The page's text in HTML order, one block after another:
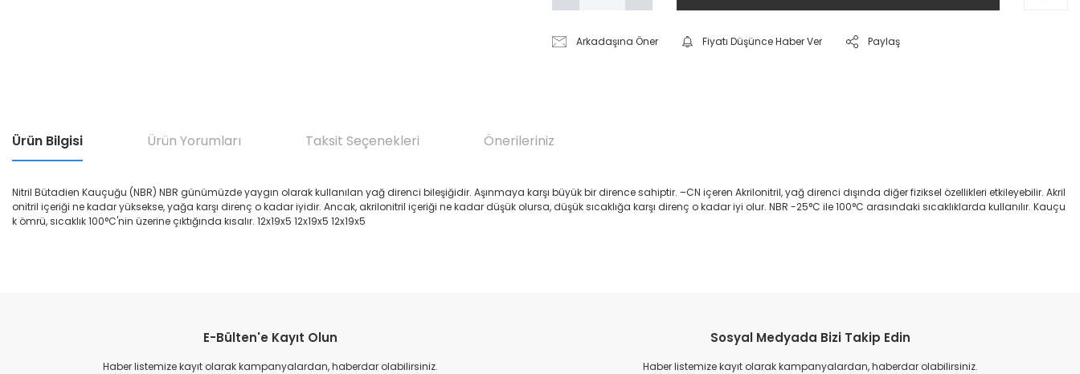
Arkadaşına Öner Fiyatı Düşünce Haber Ver Paylaş
Ürün Bilgisi Ürün Yorumları Taksit Seçenekleri Önerileriniz
Nitril Bütadien Kauçuğu (NBR) NBR günümüzde yaygın olarak kullanılan yağ direnci bileşiğidir. Aşınmaya karşı büyük bir dirence sahiptir. –CN içeren Akrilonitril, yağ direnci dışında diğer fiziksel özellikleri etkileyebilir. Akril
onitril içeriği ne kadar yüksekse, yağa karşı direnç o kadar iyidir. Ancak, akrilonitril içeriği ne kadar düşük olursa, düşük sıcaklığa karşı direnç o kadar iyi olur. NBR -25°C ile 100°C arasındaki sıcaklıklarda kullanılır. Kauçu
k ömrü, sıcaklık 100°C'nin üzerine çıktığında kısalır. 12x19x5 12x19x5 12x19x5
Ürün resmi kalitesiz, bozuk veya görüntülenemiyor.
Ürün açıklamasında eksik bilgiler bulunuyor.
E-Bülten'e Kayıt Olun
Haber listemize kayıt olarak kampanyalardan, haberdar olabilirsiniz.
Sosyal Medyada Bizi Takip Edin
Haber listemize kayıt olarak kampanyalardan, haberdar olabilirsiniz.